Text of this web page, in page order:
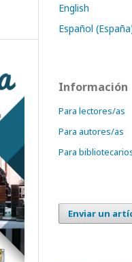
English
Español
Información
Para lectores/as
Para autores/as
Para
Enviar un